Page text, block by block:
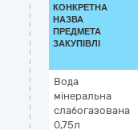
КОНКРЕТНА
НАЗВА
ПРЕДМЕТА
ЗАКУПІВЛІ
Вода
мінеральна
слабогазована
0,75л